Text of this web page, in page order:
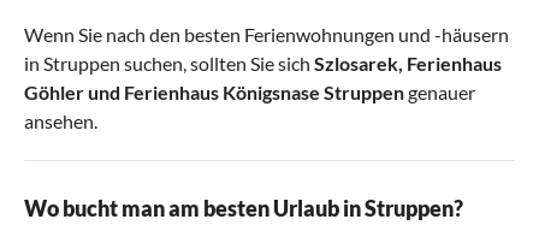
Wenn Sie nach den besten Ferienwohnungen und -häusern
in Struppen suchen, sollten Sie sich Szlosarek, Ferienhaus
Göhlerund Ferienhaus Königsnase Struppengenauer
ansehen.
Wo bucht man am besten Urlaub in Struppen?